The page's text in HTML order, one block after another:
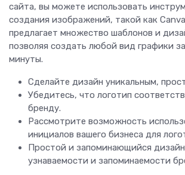
сайта, вы можете использовать
создания изображений, такой как
предлагает множество шаблонов и
позволяя создать любой вид графики
минуты.
Сделайте дизайн уникальным,
Убедитесь, что логотип
бренду.
Рассмотрите возможность
инициалов вашего бизнеса для
Простой и запоминающийся
узнаваемости и запоминаемости